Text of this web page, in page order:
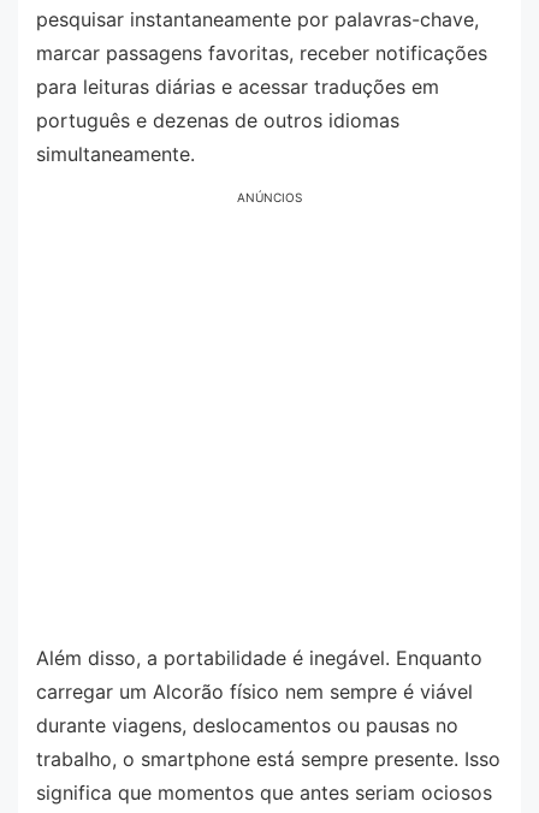
pesquisar instantaneamente por palavras-chave,
marcar passagens favoritas, receber notificações
para leituras diárias e acessar traduções em
português e dezenas de outros idiomas
simultaneamente.
ANÚNCIOS
Além disso, a portabilidade é inegável. Enquanto
carregar um Alcorão físico nem sempre é viável
durante viagens, deslocamentos ou pausas no
trabalho, o smartphone está sempre presente. Isso
significa que momentos que antes seriam ociosos